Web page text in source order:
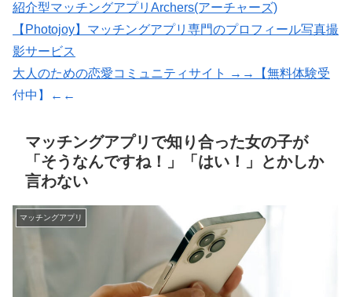
紹介型マッチングアプリArchers(アーチャーズ)
【Photojoy】マッチングアプリ専門のプロフィール写真撮
影サービス
大人のための恋愛コミュニティサイト →→【無料体験受
付中】←←
会員数は国内最大級の180万人を突破！【paters】
マッチングアプリで知り合った女の子が
「そうなんですね！」「はい！」とかしか
言わない
マッチングアプリ